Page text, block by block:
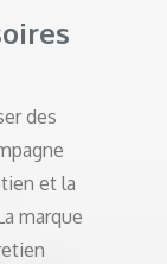
des
et la
marque